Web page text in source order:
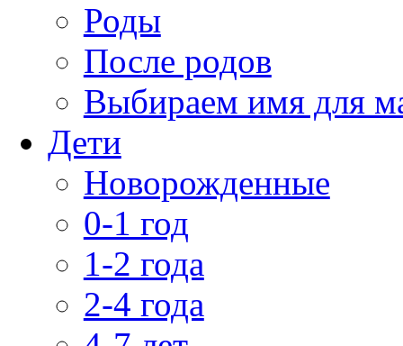
Роды
После родов
Выбираем имя для
Дети
Новорожденные
0-1 год
1-2 года
2-4 года